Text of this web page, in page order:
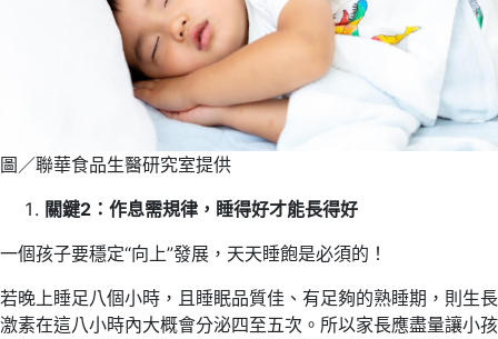
圖／聯華食品生醫研究室提供
關鍵2：作息需規律，睡得好才能長得好
一個孩子要穩定“向上”發展，天天睡飽是必須的！
若晚上睡足八個小時，且睡眠品質佳、有足夠的熟睡期，則生長
激素在這八小時內大概會分泌四至五次。所以家長應盡量讓小孩